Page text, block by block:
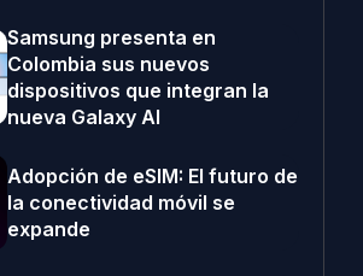
Samsung presenta en
Colombia sus nuevos
dispositivos que integran la
nueva Galaxy AI
Adopción de eSIM: El futuro de
la conectividad móvil se
expande